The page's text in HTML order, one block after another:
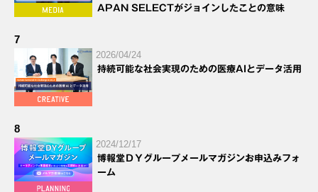
APAN SELECTがジョインしたことの意味
7
2026/04/24
持続可能な社会実現のための医療AIとデータ活用
8
2024/12/17
博報堂ＤＹグループメールマガジンお申込みフォ
ーム